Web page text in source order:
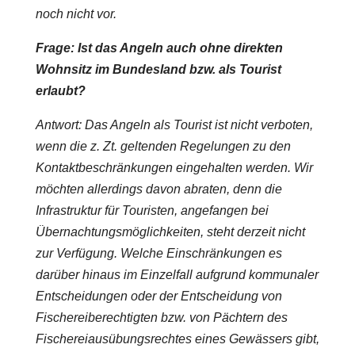
noch nicht vor.
Frage: Ist das Angeln auch ohne direkten
Wohnsitz im Bundesland bzw. als Tourist
erlaubt?
Antwort: Das Angeln als Tourist ist nicht verboten,
wenn die z. Zt. geltenden Regelungen zu den
Kontaktbeschränkungen eingehalten werden. Wir
möchten allerdings davon abraten, denn die
Infrastruktur für Touristen, angefangen bei
Übernachtungsmöglichkeiten, steht derzeit nicht
zur Verfügung. Welche Einschränkungen es
darüber hinaus im Einzelfall aufgrund kommunaler
Entscheidungen oder der Entscheidung von
Fischereiberechtigten bzw. von Pächtern des
Fischereiausübungsrechtes eines Gewässers gibt,